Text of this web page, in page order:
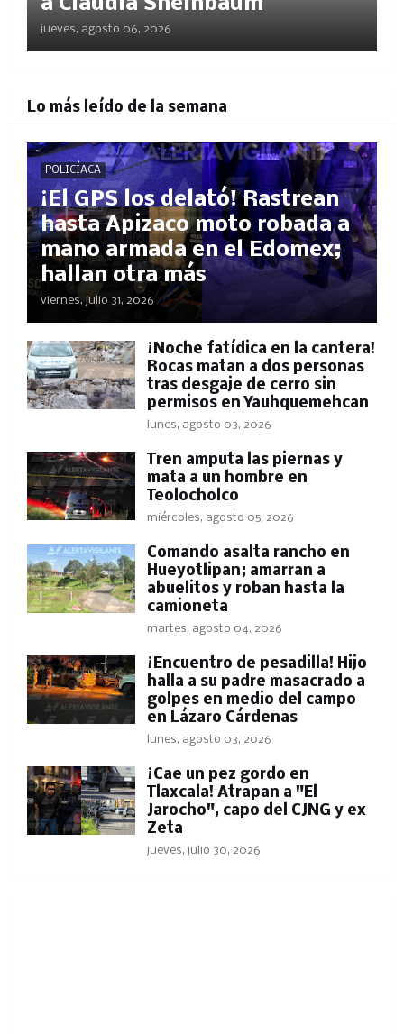
jueves, agosto 06, 2026
Lo más leído de la semana
POLICÍACA
¡El GPS los delató! Rastrean
hasta Apizaco moto robada a
mano armada en el Edomex;
hallan otra más
viernes, julio 31, 2026
​¡Noche fatídica en la cantera!
Rocas matan a dos personas
tras desgaje de cerro sin
permisos en Yauhquemehcan
lunes, agosto 03, 2026
Tren amputa las piernas y
mata a un hombre en
Teolocholco
miércoles, agosto 05, 2026
Comando asalta rancho en
Hueyotlipan; amarran a
abuelitos y roban hasta la
camioneta
martes, agosto 04, 2026
​¡Encuentro de pesadilla! Hijo
halla a su padre masacrado a
golpes en medio del campo
en Lázaro Cárdenas
lunes, agosto 03, 2026
​¡Cae un pez gordo en
Tlaxcala! Atrapan a "El
Jarocho", capo del CJNG y ex
Zeta
jueves, julio 30, 2026